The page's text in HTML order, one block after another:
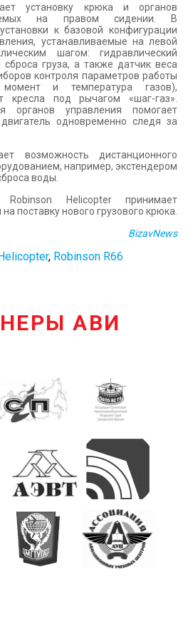
установку крюка и органов
на правом сидении. В
к базовой конфигурации
устанавливаемые на левой
шагом: гидравлический
груза, а также датчик веса
контроля параметров работы
момент и температура газов),
под рычагом «шаг-газ».
органов управления помогает
одновременно следя за
возможность дистанционного
например, экстендером
воды.
Helicopter принимает
поставку нового грузового крюка.
BizavNews
, Robinson R66
АВИ